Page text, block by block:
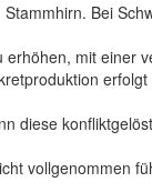
Bei
mit einer
diese
vollgenommen